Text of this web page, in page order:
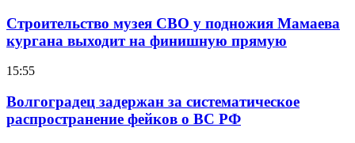
Строительство музея СВО у подножия Мамаева
кургана выходит на финишную прямую
15:55
Волгоградец задержан за систематическое
распространение фейков о ВС РФ